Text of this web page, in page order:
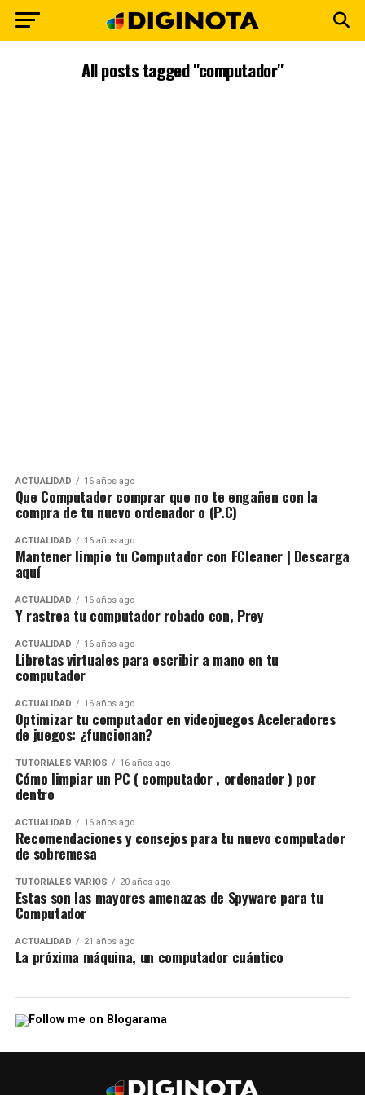
All posts tagged "computador"
ACTUALIDAD 16 años ago
Que Computador comprar que no te engañen con la
compra de tu nuevo ordenador o (P.C)
ACTUALIDAD 16 años ago
Mantener limpio tu Computador con FCleaner | Descarga
aquí
ACTUALIDAD 16 años ago
Y rastrea tu computador robado con, Prey
ACTUALIDAD 16 años ago
Libretas virtuales para escribir a mano en tu
computador
ACTUALIDAD 16 años ago
Optimizar tu computador en videojuegos Aceleradores
de juegos: ¿funcionan?
TUTORIALES VARIOS 16 años ago
Cómo limpiar un PC ( computador , ordenador ) por
dentro
ACTUALIDAD 16 años ago
Recomendaciones y consejos para tu nuevo computador
de sobremesa
TUTORIALES VARIOS 20 años ago
Estas son las mayores amenazas de Spyware para tu
Computador
ACTUALIDAD 21 años ago
La próxima máquina, un computador cuántico